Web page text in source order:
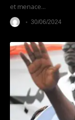
et menace…
30/06/2024